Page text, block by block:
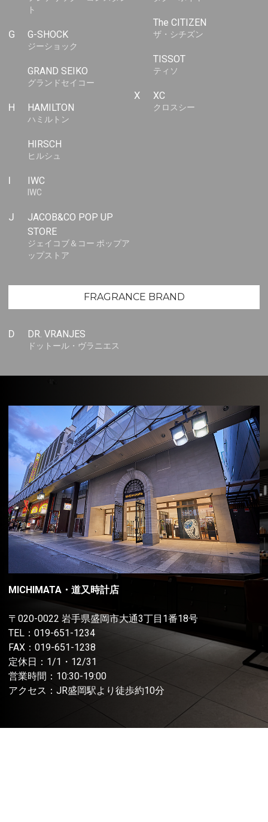
ト
G G-SHOCK
ジーショック
GRAND SEIKO
グランドセイコー
H HAMILTON
ハミルトン
HIRSCH
ヒルシュ
I IWC
IWC
J
JACOB&CO POP UP
STORE
ジェイコブ＆コー ポップア
ップストア
The CITIZEN
ザ・シチズン
TISSOT
ティソ
X XC
クロスシー
FRAGRANCE BRAND
D DR. VRANJES
ドットール・ヴラニエス
MICHIMATA・道又時計店
〒020-0022 岩手県盛岡市大通3丁目1番18号
TEL： 019-651-1234
FAX：019-651-1238
定休日：1/1・12/31
営業時間：10:30-19:00
アクセス：JR盛岡駅より徒歩約10分